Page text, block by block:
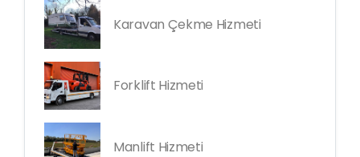
Karavan Çekme Hizmeti
Forklift Hizmeti
Manlift Hizmeti